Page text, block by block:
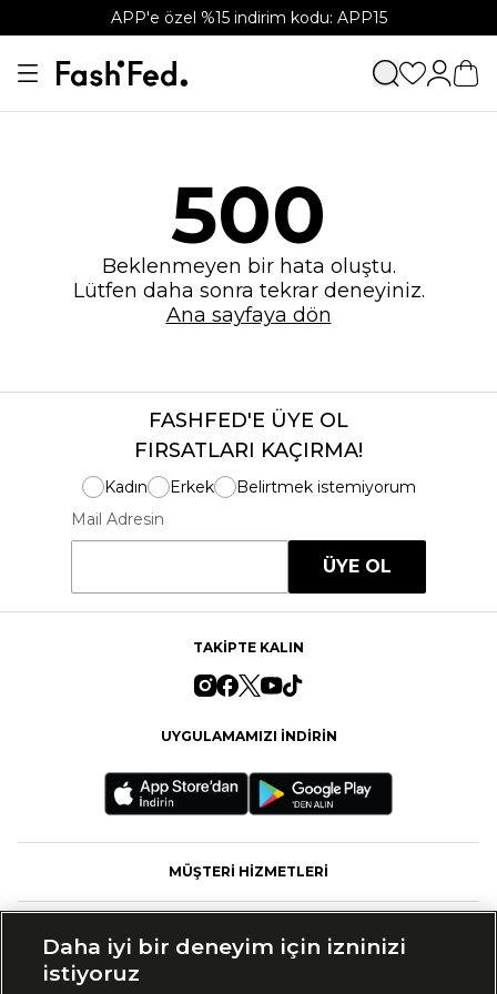
APP'e özel %15 indirim kodu: APP15
500
Beklenmeyen bir hata oluştu.
Lütfen daha sonra tekrar deneyiniz.
Ana sayfaya dön
FASHFED'E ÜYE OL
FIRSATLARI KAÇIRMA!
Kadın Erkek
Belirtmek istemiyorum
Mail Adresin
ÜYE OL
TAKİPTE KALIN
UYGULAMAMIZI İNDİRİN
MÜŞTERİ HİZMETLERİ
Daha iyi bir deneyim için izninizi
istiyoruz